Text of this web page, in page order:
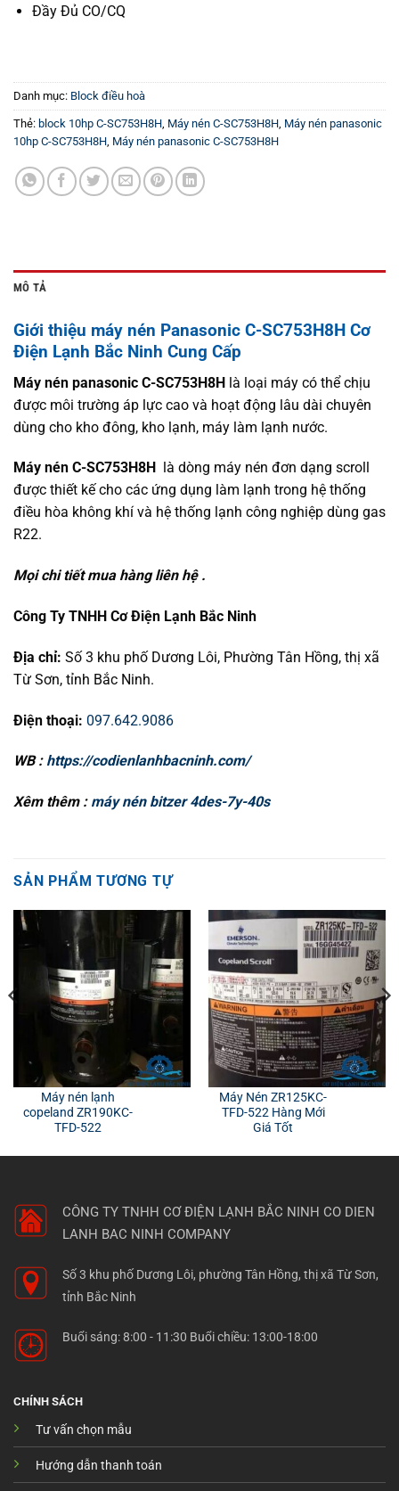
Đầy Đủ CO/CQ
Danh mục: Block điều hoà
Thẻ: block 10hp C-SC753H8H, Máy nén C-SC753H8H, Máy nén panasonic
10hp C-SC753H8H, Máy nén panasonic C-SC753H8H
MÔ TẢ
Giới thiệu máy nén Panasonic C-SC753H8H Cơ
Điện Lạnh Bắc Ninh Cung Cấp
Máy nén panasonic C-SC753H8H là loại máy có thể chịu
được môi trường áp lực cao và hoạt động lâu dài chuyên
dùng cho kho đông, kho lạnh, máy làm lạnh nước.
Máy nén C-SC753H8H
là dòng máy nén đơn dạng scroll
được thiết kế cho các ứng dụng làm lạnh trong hệ thống
điều hòa không khí và hệ thống lạnh công nghiệp dùng gas
R22.
Mọi chi tiết mua hàng liên hệ .
Công Ty TNHH Cơ Điện Lạnh Bắc Ninh
Địa chỉ: Số 3 khu phố Dương Lôi, Phường Tân Hồng, thị xã
Từ Sơn, tỉnh Bắc Ninh.
Điện thoại: 097.642.9086
WB : https://codienlanhbacninh.com/
Xêm thêm : máy nén bitzer 4des-7y-40s
SẢN PHẨM TƯƠNG TỰ
Máy nén lạnh
copeland ZR190KC-
TFD-522
Máy Nén ZR125KC-
TFD-522 Hàng Mới
Giá Tốt
CÔNG TY TNHH CƠ ĐIỆN LẠNH BẮC NINH CO DIEN
LANH BAC NINH COMPANY
Số 3 khu phố Dương Lôi, phường Tân Hồng, thị xã Từ Sơn,
tỉnh Bắc Ninh
Buổi sáng: 8:00 - 11:30 Buổi chiều: 13:00-18:00
CHÍNH SÁCH
Tư vấn chọn mẫu
Hướng dẫn thanh toán